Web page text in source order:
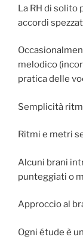
La RH di solito
accordi
melodico
pratica delle
Semplicità
Ritmi e metri
Alcuni brani
punteggiati o
Approccio al
Ogni étude è